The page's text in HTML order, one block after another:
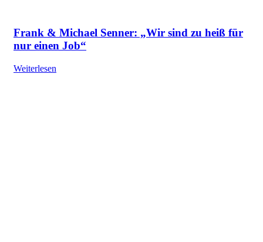
Frank & Michael Senner: „Wir sind zu heiß für
nur einen Job“
Weiterlesen